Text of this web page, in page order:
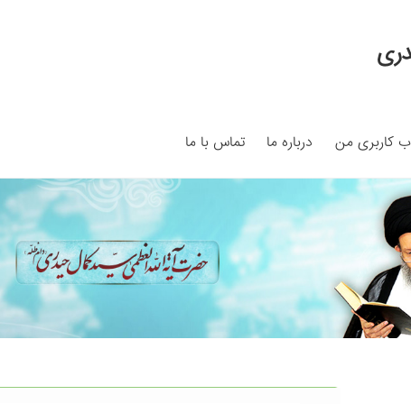
کاربری من درباره ما تماس با ما
My
Search Results
Shop برگه نمونه برگه نمونه بلاگ پرداخت
سبد خرید قوانین و مقررات